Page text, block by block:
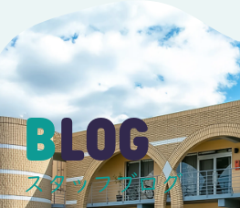
BLOG
スタッフブログ